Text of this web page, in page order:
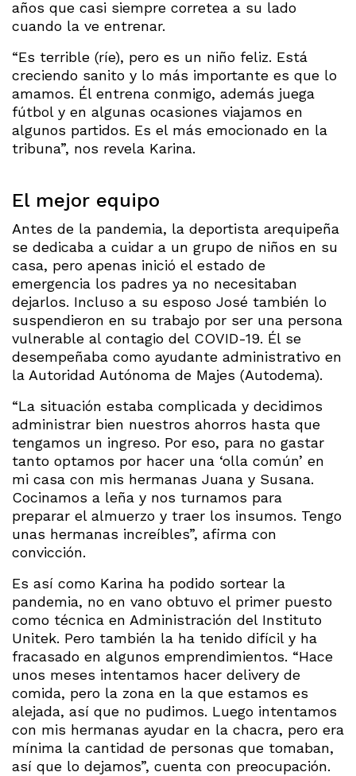
años que casi siempre corretea a su lado
cuando la ve entrenar.
“Es terrible (ríe), pero es un niño feliz. Está
creciendo sanito y lo más importante es que lo
amamos. Él entrena conmigo, además juega
fútbol y en algunas ocasiones viajamos en
algunos partidos. Es el más emocionado en la
tribuna”, nos revela Karina.
El mejor equipo
Antes de la pandemia, la deportista arequipeña
se dedicaba a cuidar a un grupo de niños en su
casa, pero apenas inició el estado de
emergencia los padres ya no necesitaban
dejarlos. Incluso a su esposo José también lo
suspendieron en su trabajo por ser una persona
vulnerable al contagio del COVID-19. Él se
desempeñaba como ayudante administrativo en
la Autoridad Autónoma de Majes (Autodema).
“La situación estaba complicada y decidimos
administrar bien nuestros ahorros hasta que
tengamos un ingreso. Por eso, para no gastar
tanto optamos por hacer una ‘olla común’ en
mi casa con mis hermanas Juana y Susana.
Cocinamos a leña y nos turnamos para
preparar el almuerzo y traer los insumos. Tengo
unas hermanas increíbles”, afirma con
convicción.
Es así como Karina ha podido sortear la
pandemia, no en vano obtuvo el primer puesto
como técnica en Administración del Instituto
Unitek. Pero también la ha tenido difícil y ha
fracasado en algunos emprendimientos. “Hace
unos meses intentamos hacer delivery de
comida, pero la zona en la que estamos es
alejada, así que no pudimos. Luego intentamos
con mis hermanas ayudar en la chacra, pero era
mínima la cantidad de personas que tomaban,
así que lo dejamos”, cuenta con preocupación.